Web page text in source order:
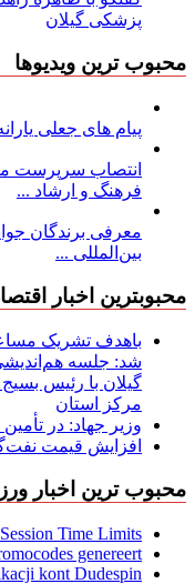
پزشکی گیلان
محبوب ترین ویدیوها
پیام های جعلی
انتصاب سرپرست
فرهنگ و ارشاد ...
معرفی برندگان
بین‌المللی ...
محبوبترین اخبار
باهدف تشریک
شد: جلسه
گیلان با رئیس
مركز استان
وزیر جهاد: در
افزایش قیمت
محبوب ترین اخبار
Time Limits
genereert
kont Dudespin